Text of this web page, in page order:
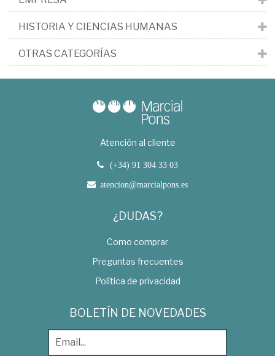
HISTORIA Y CIENCIAS HUMANAS
OTRAS CATEGORÍAS
Atención al cliente
(+34) 91 304 33 03
atencion@marcialpons.es
¿DUDAS?
Como comprar
Preguntas frecuentes
Política de privacidad
BOLETÍN DE NOVEDADES